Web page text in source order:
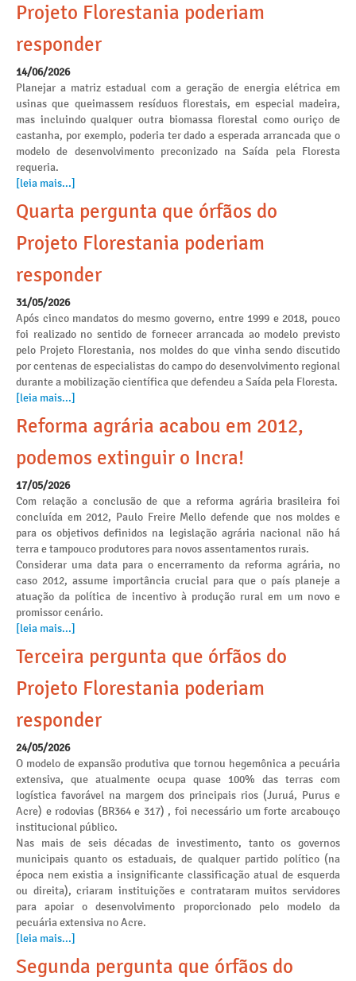
Projeto Florestania poderiam
responder
14/06/2026
Planejar a matriz estadual com a geração de energia elétrica em
usinas que queimassem resíduos florestais, em especial madeira,
mas incluindo qualquer outra biomassa florestal como ouriço de
castanha, por exemplo, poderia ter dado a esperada arrancada que o
modelo de desenvolvimento preconizado na Saída pela Floresta
requeria.
[leia mais...]
Quarta pergunta que órfãos do
Projeto Florestania poderiam
responder
31/05/2026
Após cinco mandatos do mesmo governo, entre 1999 e 2018, pouco
foi realizado no sentido de fornecer arrancada ao modelo previsto
pelo Projeto Florestania, nos moldes do que vinha sendo discutido
por centenas de especialistas do campo do desenvolvimento regional
durante a mobilização científica que defendeu a Saída pela Floresta.
[leia mais...]
Reforma agrária acabou em 2012,
podemos extinguir o Incra!
17/05/2026
Com relação a conclusão de que a reforma agrária brasileira foi
concluída em 2012, Paulo Freire Mello defende que nos moldes e
para os objetivos definidos na legislação agrária nacional não há
terra e tampouco produtores para novos assentamentos rurais.
Considerar uma data para o encerramento da reforma agrária, no
caso 2012, assume importância crucial para que o país planeje a
atuação da política de incentivo à produção rural em um novo e
promissor cenário.
[leia mais...]
Terceira pergunta que órfãos do
Projeto Florestania poderiam
responder
24/05/2026
O modelo de expansão produtiva que tornou hegemônica a pecuária
extensiva, que atualmente ocupa quase 100% das terras com
logística favorável na margem dos principais rios (Juruá, Purus e
Acre) e rodovias (BR364 e 317) , foi necessário um forte arcabouço
institucional público.
Nas mais de seis décadas de investimento, tanto os governos
municipais quanto os estaduais, de qualquer partido político (na
época nem existia a insignificante classificação atual de esquerda
ou direita), criaram instituições e contrataram muitos servidores
para apoiar o desenvolvimento proporcionado pelo modelo da
pecuária extensiva no Acre.
[leia mais...]
Segunda pergunta que órfãos do